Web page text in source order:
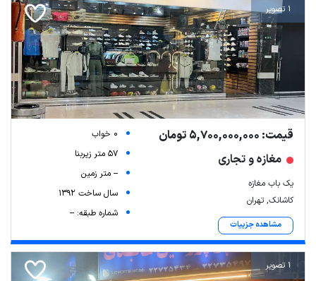
| Map data ©ariamarz.com
1 تصویر
قیمت: 5,700,000,000 تومان
مغازه و تجاری
یک باب مغازه
کاشانک, تهران
مشاهده جزییات
0 خواب
57 متر زیربنا
-- متر زمین
سال ساخت 1392
شماره طبقه: --
1 تصویر